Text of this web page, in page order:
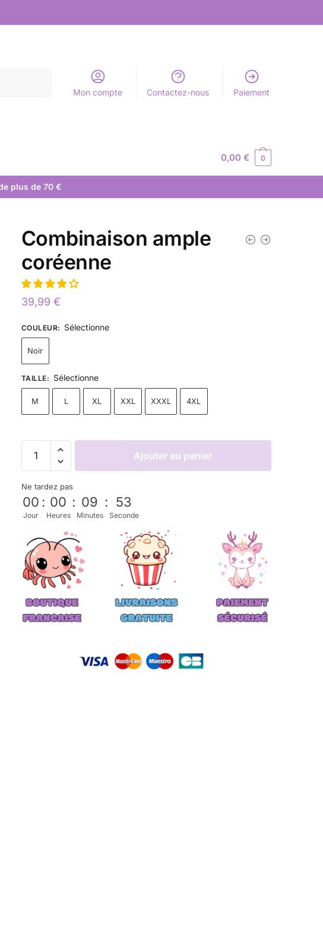
Mon compte Contactez-nous Paiement
0,00€ 0
plus de 70 €
Combinaison ample
coréenne
39,99 €
COULEUR: Sélectionne
Noir
TAILLE: Sélectionne
M L XL XXL XXXL 4XL
Ajouter au panier
Ne tardez pas
00
Jour
: 00
Heures
: 09
Minutes
: 52
Seconde